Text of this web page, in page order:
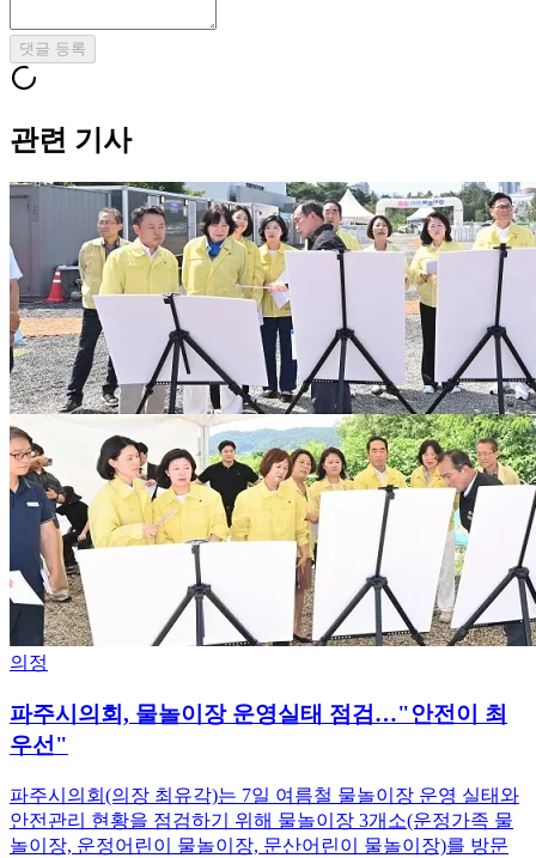
댓글 등록
관련 기사
의정
파주시의회, 물놀이장 운영실태 점검…"안전이 최
우선"
파주시의회(의장 최유각)는 7일 여름철 물놀이장 운영 실태와
안전관리 현황을 점검하기 위해 물놀이장 3개소(운정가족 물
놀이장, 운정어린이 물놀이장, 문산어린이 물놀이장)를 방문